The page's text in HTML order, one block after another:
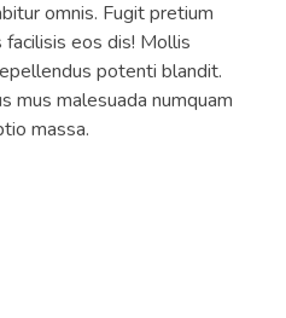
omnis. Fugit pretium
eos dis! Mollis
potenti blandit.
mus malesuada numquam
massa.